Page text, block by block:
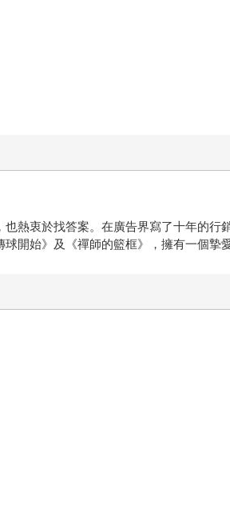
熱衷於找答案。在廣告界寫了十年的
開始》及《禪師的籃框》，擁有一個摯